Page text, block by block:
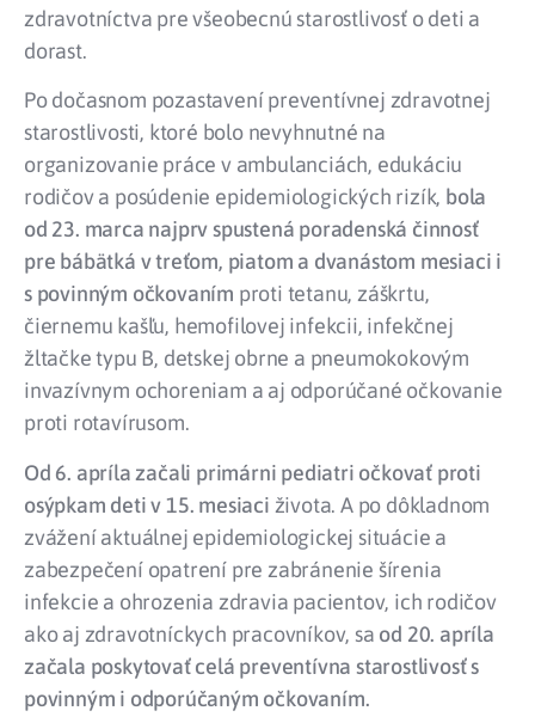
zdravotníctva pre všeobecnú starostlivosť o deti a
dorast.
Po dočasnom pozastavení preventívnej zdravotnej
starostlivosti, ktoré bolo nevyhnutné na
organizovanie práce v ambulanciách, edukáciu
rodičov a posúdenie epidemiologických rizík, bola
od 23. marca najprv spustená poradenská činnosť
pre bábätká v treťom, piatom a dvanástom mesiaci i
s povinným očkovaním proti tetanu, záškrtu,
čiernemu kašľu, hemofilovej infekcii, infekčnej
žltačke typu B, detskej obrne a pneumokokovým
invazívnym ochoreniam a aj odporúčané očkovanie
proti rotavírusom.
Od 6. apríla začali primárni pediatri očkovať proti
osýpkam deti v 15. mesiaci života. A po dôkladnom
zvážení aktuálnej epidemiologickej situácie a
zabezpečení opatrení pre zabránenie šírenia
infekcie a ohrozenia zdravia pacientov, ich rodičov
ako aj zdravotníckych pracovníkov, sa od 20. apríla
začala poskytovať celá preventívna starostlivosť s
povinným i odporúčaným očkovaním.